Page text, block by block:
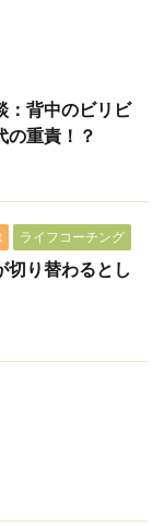
：背中のビリビ
の重責！？
ライフコーチング
切り替わるとし